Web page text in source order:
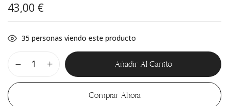
43,00 €
35 personas viendo este producto
Añadir Al Carrito
Comprar Ahora